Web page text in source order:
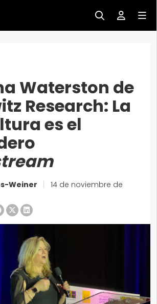
Waterston de
Research: La
es el
Weiner 14 de noviembre de